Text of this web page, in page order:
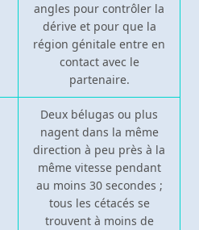
angles pour contrôler la
dérive et pour que la
région génitale entre en
contact avec le
partenaire.
Deux bélugas ou plus
nagent dans la même
direction à peu près à la
même vitesse pendant
au moins 30 secondes ;
tous les cétacés se
trouvent à moins de